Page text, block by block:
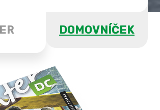
DOMOVNÍČEK